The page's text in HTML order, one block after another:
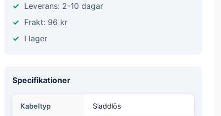
Leverans: 2-10 dagar
Frakt: 96 kr
I lager
Specifikationer
Kabeltyp Sladdlös